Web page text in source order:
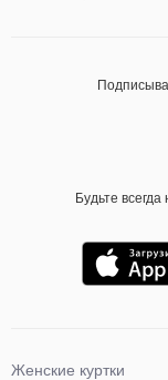
Будьте
Женские куртки